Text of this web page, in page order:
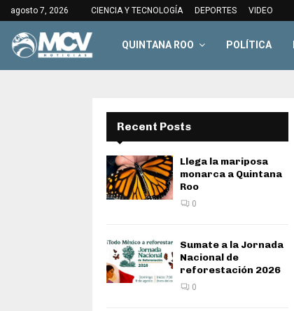
agosto 7, 2026 CIENCIA Y TECNOLOGÍA DEPORTES VIDEO
QUINTANA ROO POLÍTICA
Recent Posts
Llega la mariposa
monarca a Quintana
Roo
0
Sumate a la Jornada
Nacional de
reforestación 2026
0